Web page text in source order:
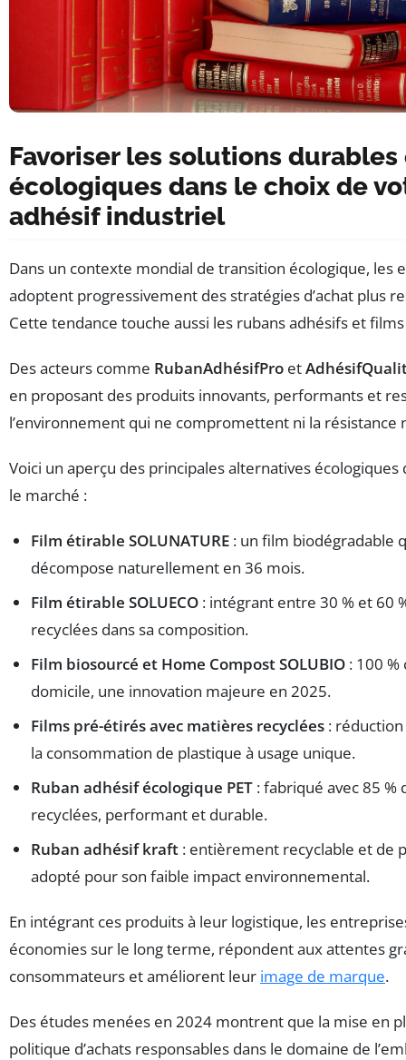
Favoriser les solutions durables
écologiques dans le choix de
adhésif industriel
Dans un contexte mondial de transition écologique, les
adoptent progressivement des stratégies d’achat plus
Cette tendance touche aussi les rubans adhésifs et
Des acteurs comme RubanAdhésifPro et
en proposant des produits innovants, performants et
l’environnement qui ne compromettent ni la résistance
Voici un aperçu des principales alternatives écologiques
le marché :
Film étirable SOLUNATURE : un film biodégradable
décompose naturellement en 36 mois.
Film étirable SOLUECO : intégrant entre 30 % et 60
recyclées dans sa composition.
Film biosourcé et Home Compost SOLUBIO : 100
domicile, une innovation majeure en 2025.
Films pré-étirés avec matières recyclées :
la consommation de plastique à usage unique.
Ruban adhésif écologique PET : fabriqué avec 85 %
recyclées, performant et durable.
Ruban adhésif kraft : entièrement recyclable et de
adopté pour son faible impact environnemental.
En intégrant ces produits à leur logistique, les
économies sur le long terme, répondent aux attentes
consommateurs et améliorent leur image de marque.
Des études menées en 2024 montrent que la mise en
politique d’achats responsables dans le domaine de